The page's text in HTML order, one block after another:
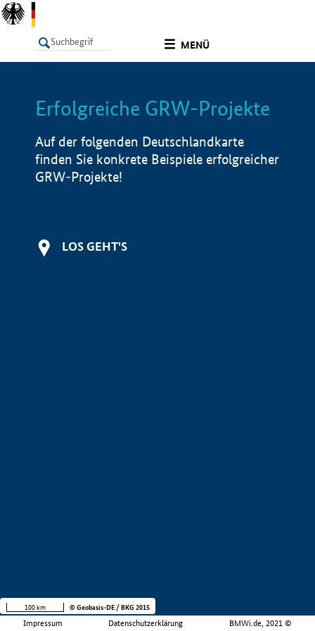
MENÜ
LISTE Info
Erfolgreiche GRW-Projekte
Auf der folgenden Deutschlandkarte
finden Sie konkrete Beispiele erfolgreicher
GRW-Projekte!
LOS GEHT'S
Impressum Datenschutzerklärung BMWi.de, 2021 ©
100 km © Geobasis-DE / BKG 2015